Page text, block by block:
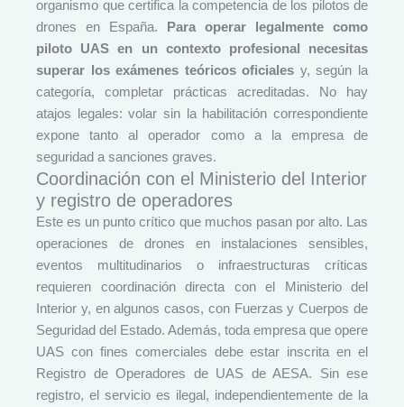
organismo que certifica la competencia de los pilotos de
drones en España.
Para operar legalmente como
piloto UAS en un contexto profesional necesitas
superar los exámenes teóricos oficiales y, según la
categoría, completar prácticas acreditadas. No hay
atajos legales: volar sin la habilitación correspondiente
expone tanto al operador como a la empresa de
seguridad a sanciones graves.
Coordinación con el Ministerio del Interior
y registro de operadores
Este es un punto crítico que muchos pasan por alto. Las
operaciones de drones en instalaciones sensibles,
eventos multitudinarios o infraestructuras críticas
requieren coordinación directa con el Ministerio del
Interior y, en algunos casos, con Fuerzas y Cuerpos de
Seguridad del Estado. Además, toda empresa que opere
UAS con fines comerciales debe estar inscrita en el
Registro de Operadores de UAS de AESA. Sin ese
registro, el servicio es ilegal, independientemente de la